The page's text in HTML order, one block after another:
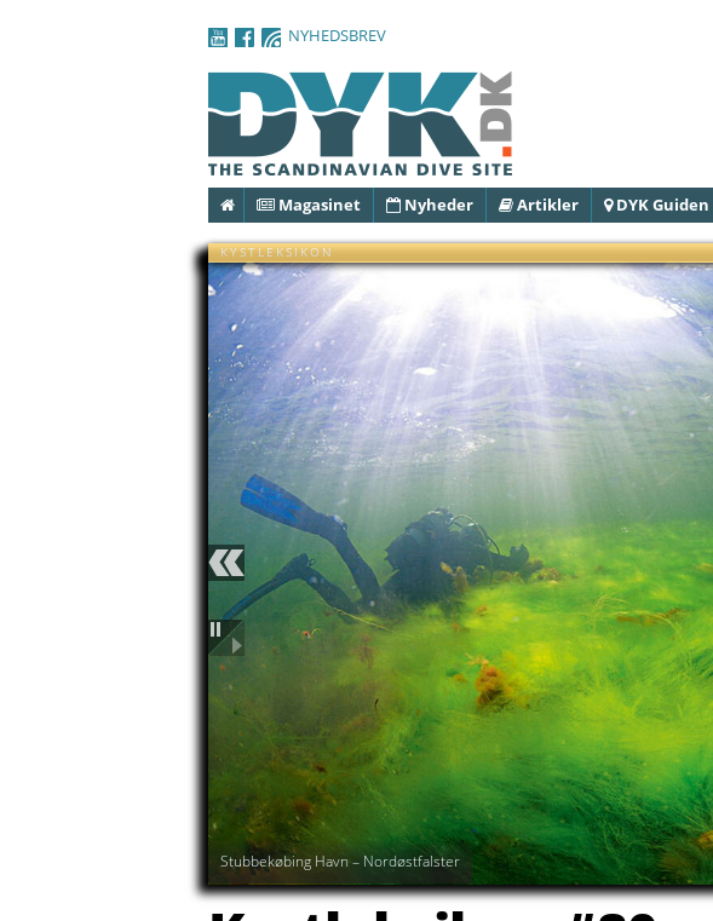
NYHEDSBREV
ForsideMagasinet Nyheder Artikler DYK Guiden
KYSTLEKSIKON
Stubbekøbing Havn – Nordøstfalster
Forrige
Pause